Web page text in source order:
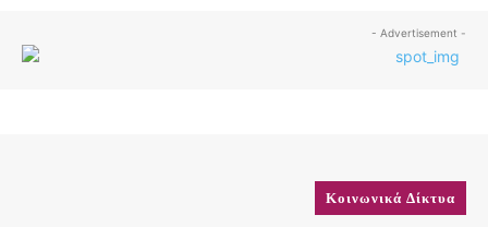
- Advertisement -
Κοινωνικά Δίκτυα